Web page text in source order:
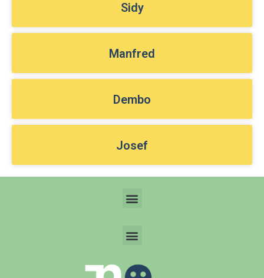
Sidy
Manfred
Dembo
Josef